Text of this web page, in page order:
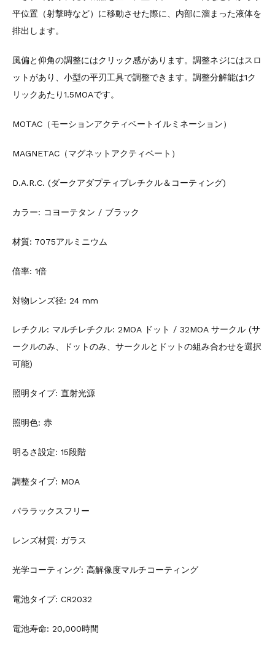
平位置（射撃時など）に移動させた際に、内部に溜まった液体を
排出します。
風偏と仰角の調整にはクリック感があります。調整ネジにはスロ
ットがあり、小型の平刃工具で調整できます。調整分解能は1ク
リックあたり1.5MOAです。
MOTAC（モーションアクティベートイルミネーション）
MAGNETAC（マグネットアクティベート）
D.A.R.C. (ダークアダプティブレチクル＆コーティング)
カラー: コヨーテタン / ブラック
材質: 7075アルミニウム
倍率: 1倍
対物レンズ径: 24 mm
レチクル: マルチレチクル: 2MOA ドット / 32MOA サークル (サ
ークルのみ、ドットのみ、サークルとドットの組み合わせを選択
可能)
照明タイプ: 直射光源
照明色: 赤
明るさ設定: 15段階
調整タイプ: MOA
パララックスフリー
レンズ材質: ガラス
光学コーティング: 高解像度マルチコーティング
電池タイプ: CR2032
電池寿命: 20,000時間